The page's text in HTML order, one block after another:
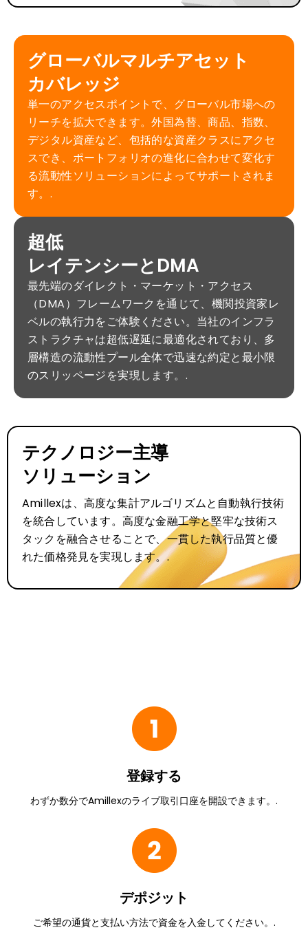
グローバルマルチアセット
カバレッジ
単一のアクセスポイントで、グローバル市場への
リーチを拡大できます。外国為替、商品、指数、
デジタル資産など、包括的な資産クラスにアクセ
スでき、ポートフォリオの進化に合わせて変化す
る流動性ソリューションによってサポートされま
す。.
超低
レイテンシーとDMA
最先端のダイレクト・マーケット・アクセス
（DMA）フレームワークを通じて、機関投資家レ
ベルの執行力をご体験ください。当社のインフラ
ストラクチャは超低遅延に最適化されており、多
層構造の流動性プール全体で迅速な約定と最小限
のスリッページを実現します。.
テクノロジー主導
ソリューション
Amillexは、高度な集計アルゴリズムと自動執行技術
を統合しています。高度な金融工学と堅牢な技術ス
タックを融合させることで、一貫した執行品質と優
れた価格発見を実現します。.
登録する
わずか数分でAmillexのライブ取引口座を開設できます。.
デポジット
ご希望の通貨と支払い方法で資金を入金してください。.